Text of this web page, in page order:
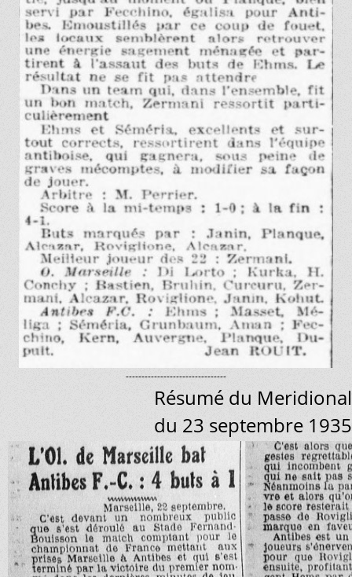
--------------------------------
Résumé du Meridional
du 23 septembre 1935